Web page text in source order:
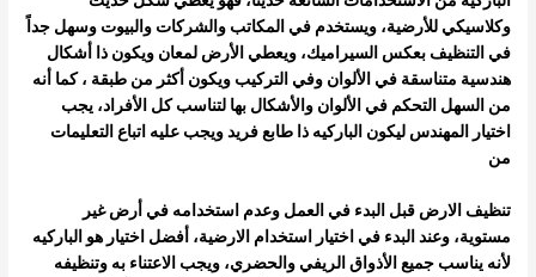
وكلاسيكي للأرضية، ويستخدم في المكاتب والشركات والبيوت وسهل جداً
في التنظيفبعكس السيراميك، ويعطي الأرض لمعان ويكون ذا أشكال
هندسية متناسقة في الألوان وفي التركيب ويكون أكثر من طبقة ،كما أنه
من السهل التحكم في الألوان والأشكال بها لتناسب كل الأفراد، يجب
اختيار المهندس ليكون الباركيه ذا طابع فريد ويجب عليه اتباع التعليمات
من
تنظيف الارض قبل البدء في العمل وعدم استخدامه في أرض غير
مستوية، وعند البدء في اختيار استخدام الارضية، أفضل اختيار هو الباركيه
لأنه يناسبجميع الأذواق الريفي والحضري، ويجب الاعتناء به وتنظيفه